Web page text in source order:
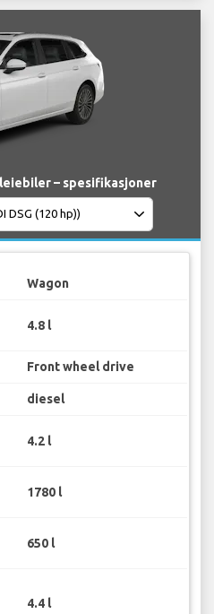
– spesifikasjoner
Wagon
4.8 l
Front wheel drive
diesel
4.2 l
1780 l
650 l
4.4 l